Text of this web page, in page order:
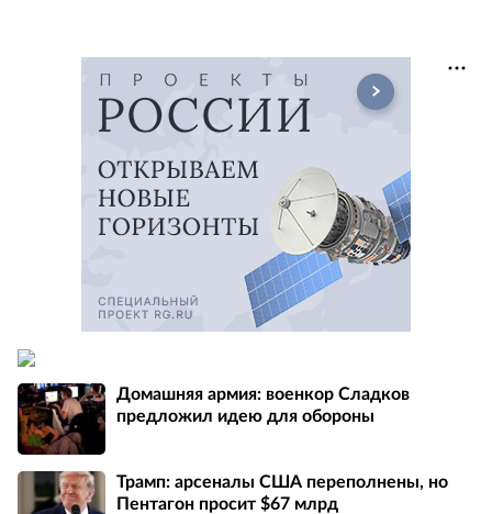
Домашняя армия: военкор Сладков
предложил идею для обороны
Трамп: арсеналы США переполнены, но
Пентагон просит $67 млрд